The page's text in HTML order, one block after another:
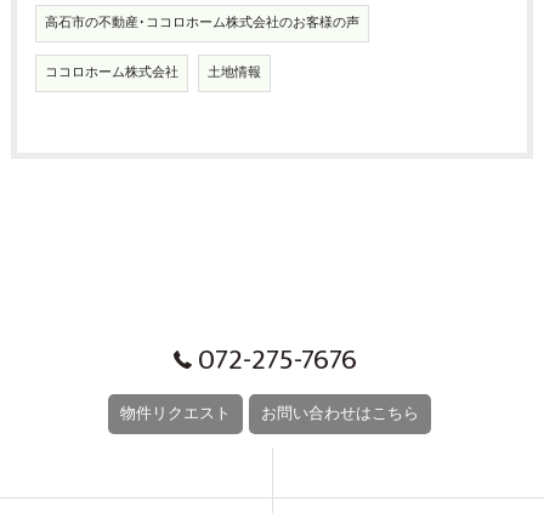
高石市の不動産･ココロホーム株式会社のお客様の声
ココロホーム株式会社 土地情報
072-275-7676
物件リクエスト お問い合わせはこちら